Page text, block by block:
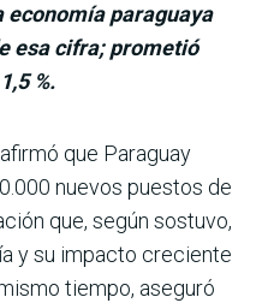
economía paraguaya
esa cifra; prometió
%.
que Para­guay
nuevos puestos de
que, según sostuvo,
y su impacto cre­ciente
tiempo, ase­guró